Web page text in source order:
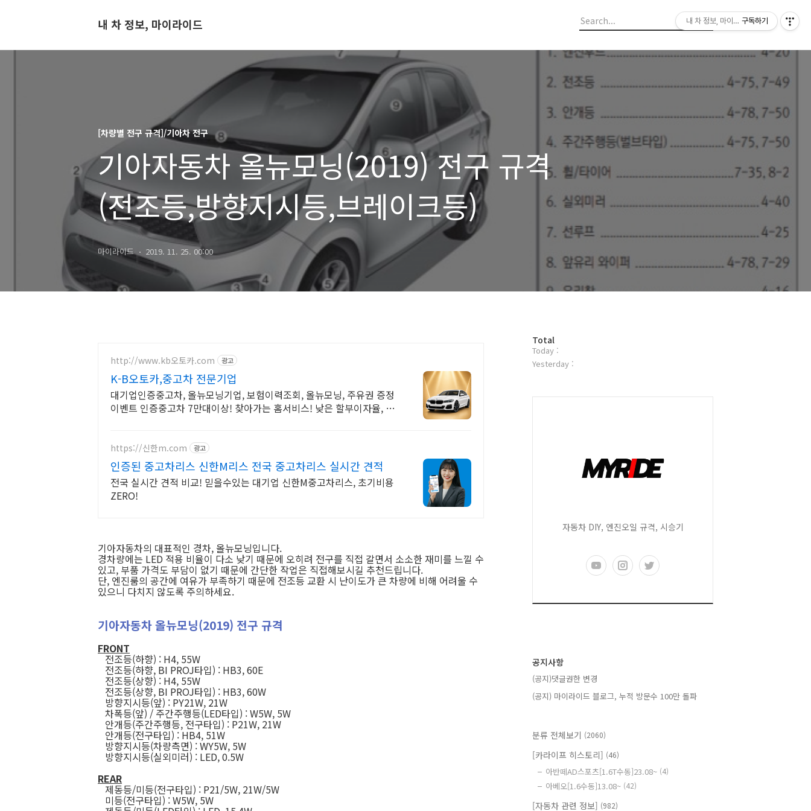
내 차 정보, 마이라이드
[차량별 전구 규격]/기아차 전구
기아자동차 올뉴모닝(2019) 전구 규격
(전조등,방향지시등,브레이크등)
마이라이드 2019. 11. 25. 00:00
http://www.kb오토카.com 광고
K-B오토카,중고차 전문기업
대기업인증중고차, 올뉴모닝기업, 보험이력조회, 올뉴모닝, 주유권 증정
이벤트 인증중고차 7만대이상! 찾아가는 홈서비스! 낮은 할부이자율, 24
https://신한m.com 광고
인증된 중고차리스 신한M리스 전국 중고차리스 실시간 견적
전국 실시간 견적 비교! 믿을수있는 대기업 신한M중고차리스, 초기비용
ZERO!
기아자동차의 대표적인 경차, 올뉴모닝입니다.
경차량에는 LED 적용 비율이 다소 낮기 때문에 오히려 전구를 직접 갈면서 소소한 재미를 느낄 수
있고, 부품 가격도 부담이 없기 때문에 간단한 작업은 직접해보시길 추천드립니다.
단, 엔진룸의 공간에 여유가 부족하기 때문에 전조등 교환 시 난이도가 큰 차량에 비해 어려울 수
있으니 다치지 않도록 주의하세요.
기아자동차 올뉴모닝(2019) 전구 규격
FRONT
전조등(하향) : H4, 55W
전조등(하향, BI PROJ타입) : HB3, 60E
전조등(상향) : H4, 55W
전조등(상향, BI PROJ타입) : HB3, 60W
방향지시등(앞) : PY21W, 21W
차폭등(앞) / 주간주행등(LED타입) : W5W, 5W
안개등(주간주행등, 전구타입) : P21W, 21W
안개등(전구타입) : HB4, 51W
방향지시등(차량측면) : WY5W, 5W
방향지시등(실외미러) : LED, 0.5W
REAR
제동등/미등(전구타입) : P21/5W, 21W/5W
미등(전구타입) : W5W, 5W
방
문
자
Total
Today :
Yesterday :
자동차 DIY, 엔진오일 규격, 시승기
공지사항
(공지)댓글권한 변경
(공지) 마이라이드 블로그, 누적 방문수 100만 돌파
분류 전체보기 (2060)
[카라이프 히스토리] (46)
아반떼AD스포츠[1.6T수동]23.08~ (4)
아베오[1.6수동]13.08~ (42)
[자동차 관련 정보] (982)
내 차 정보, 마이라이드구독하기